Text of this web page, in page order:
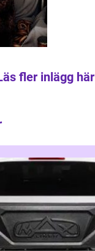
fler inlägg här